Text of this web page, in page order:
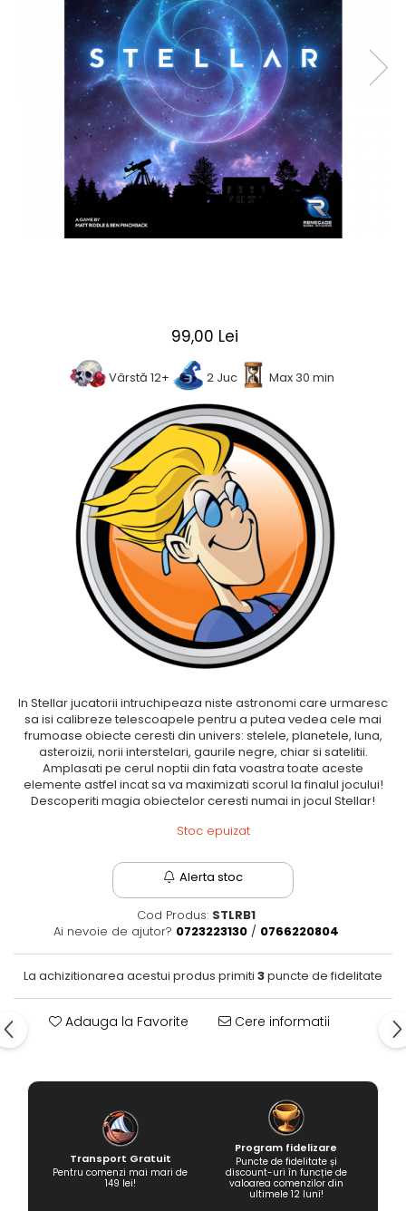
5 - 6 jucători
7+ jucători
Categoriile Noastre
Premiate internațional
Colecția personală
Ușor de invățat
Grafică impresionantă
Ușor de transportat
Cele mai vândute
Tematică
Amuzante
Abstracte
Cultură pop
TOATE JOCURILE
99,00 Lei
Vârstă 12+ 2 Juc Max 30 min
In Stellar jucatorii intruchipeaza niste astronomi care urmaresc
sa isi calibreze telescoapele pentru a putea vedea cele mai
frumoase obiecte ceresti din univers: stelele, planetele, luna,
asteroizii, norii interstelari, gaurile negre, chiar si satelitii.
Amplasati pe cerul noptii din fata voastra toate aceste
elemente astfel incat sa va maximizati scorul la finalul jocului!
Descoperiti magia obiectelor ceresti numai in jocul Stellar!
Stoc epuizat
Alerta stoc
Cod Produs: STLRB1
Ai nevoie de ajutor? 0723223130 / 0766220804
La achizitionarea acestui produs primiti 3puncte de fidelitate
Adauga la Favorite Cere informatii
Transport Gratuit
Pentru comenzi mai mari de
149 lei!
Program fidelizare
Puncte de fidelitate și
discount-uri în funcție de
valoarea comenzilor din
ultimele 12 luni!